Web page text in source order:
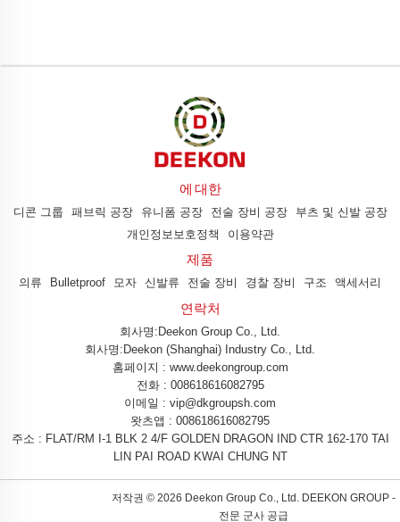
에 대한
디콘 그룹 패브릭 공장 유니폼 공장 전술 장비 공장
부츠 및 신발 공장
개인정보보호정책
이용약관
제품
의류 Bulletproof 모자 신발류 전술 장비 경찰 장비 구조 액세서리
연락처
회사명:Deekon Group Co., Ltd.
회사명:Deekon (Shanghai) Industry Co., Ltd.
홈페이지 : www.deekongroup.com
전화 : 008618616082795
이메일 : vip@dkgroupsh.com
왓츠앱 : 008618616082795
주소 : FLAT/RM I-1 BLK 2 4/F GOLDEN DRAGON IND CTR 162-170 TAI
LIN PAI ROAD KWAI CHUNG NT
저작권 © 2026 Deekon Group Co., Ltd. DEEKON GROUP -
전문 군사 공급